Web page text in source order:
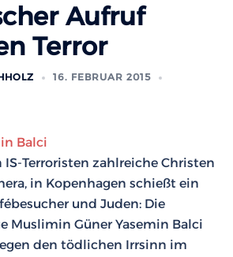
Aufruf
Terror
16. FEBRUAR 2015
Balci
IS-Terroristen zahlreiche Christen
in Kopenhagen schießt ein
und Juden: Die
Muslimin Güner Yasemin Balci
den tödlichen Irrsinn im